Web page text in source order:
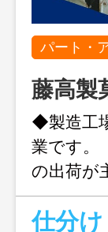
パート・
藤高製
◆製造工
業です
の出荷が
業 ・一
社用車
仕分